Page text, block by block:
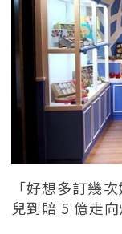
「好想多訂幾
兒到賠 5 億走向